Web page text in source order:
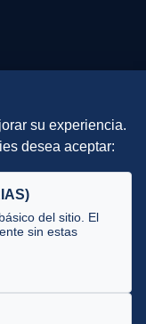
su experiencia.
desea aceptar:
del sitio. El
sin estas